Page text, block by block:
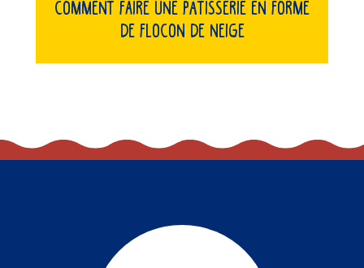
Comment faire une pâtisserie en forme
de flocon de neige